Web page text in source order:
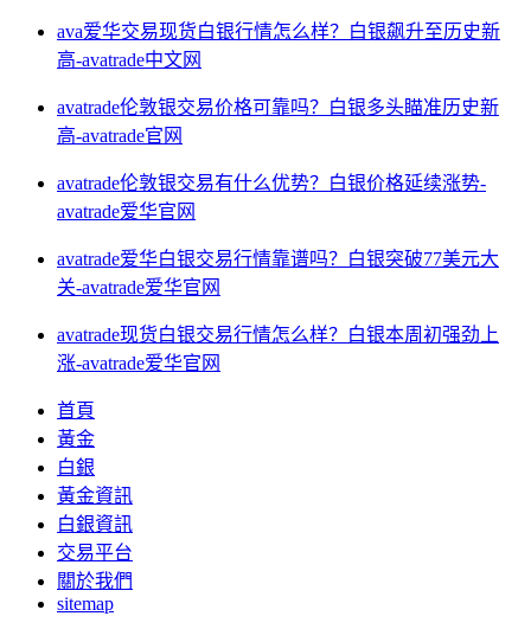
ava爱华交易现货白银行情怎么样？白银飙升至历史新
高-avatrade中文网
avatrade伦敦银交易价格可靠吗？白银多头瞄准历史新
高-avatrade官网
avatrade伦敦银交易有什么优势？白银价格延续涨势-
avatrade爱华官网
avatrade爱华白银交易行情靠谱吗？白银突破77美元大
关-avatrade爱华官网
avatrade现货白银交易行情怎么样？白银本周初强劲上
涨-avatrade爱华官网
首頁
黃金
白銀
黃金資訊
白銀資訊
交易平台
關於我們
sitemap